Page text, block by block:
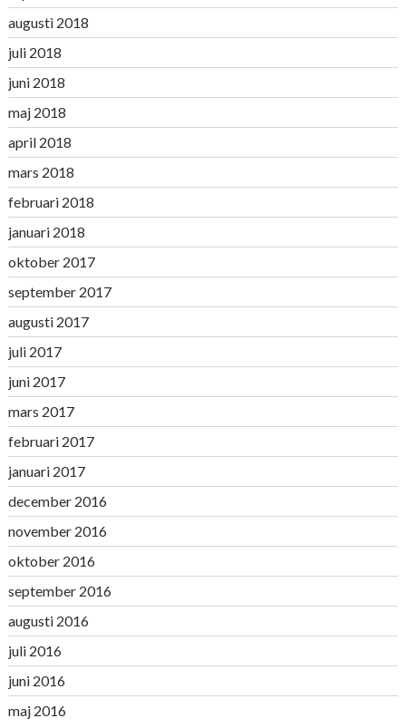
augusti 2018
juli 2018
juni 2018
maj 2018
april 2018
mars 2018
februari 2018
januari 2018
oktober 2017
september 2017
augusti 2017
juli 2017
juni 2017
mars 2017
februari 2017
januari 2017
december 2016
november 2016
oktober 2016
september 2016
augusti 2016
juli 2016
juni 2016
maj 2016